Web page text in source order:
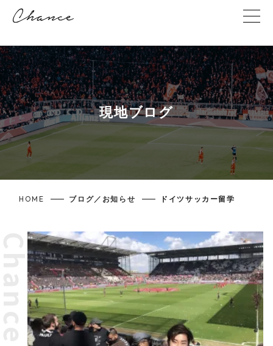
現地ブログ
HOME ブログ／お知らせ ドイツサッカー留学